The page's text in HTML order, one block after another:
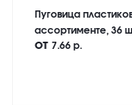
Пуговица
ассортименте, 36
от 7.66 р.